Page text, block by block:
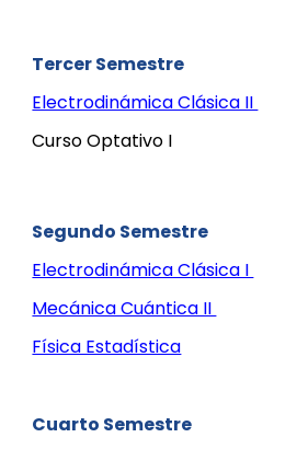
Tercer Semestre
Electrodinámica Clásica II
Curso Optativo I
Segundo Semestre
Electrodinámica Clásica I
Mecánica Cuántica II
Física Estadística
Cuarto Semestre